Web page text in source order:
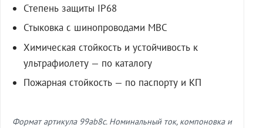
Степень защиты IP68
Стыковка с шинопроводами МВС
Химическая стойкость и устойчивость к
ультрафиолету — по каталогу
Пожарная стойкость — по паспорту и КП
Формат артикула 99ab8c. Номинальный ток, компоновка и